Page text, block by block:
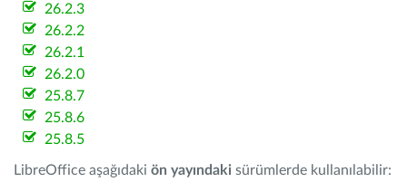
26.2.3
26.2.2
26.2.1
26.2.0
25.8.7
25.8.6
25.8.5
LibreOffice aşağıdaki ön yayındaki sürümlerde kullanılabilir: